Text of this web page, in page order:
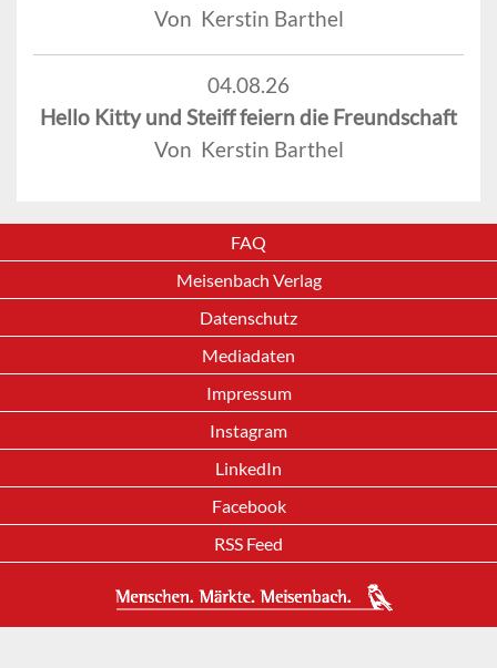
Von Kerstin Barthel
04.08.26
Hello Kitty und Steiff feiern die Freundschaft
Von Kerstin Barthel
FAQ
Meisenbach Verlag
Datenschutz
Mediadaten
Impressum
Instagram
LinkedIn
Facebook
RSS Feed